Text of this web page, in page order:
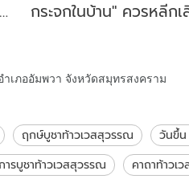
กระจกในบ้าน" ควรหลีก
เภออัมพวา จังหวัดสมุทรสงคราม
ฤกษ์บูชาท้าวเวสสุวรรณ
วันขึ้
การบูชาท้าวเวสสุวรรณ คาถาท้าวเ